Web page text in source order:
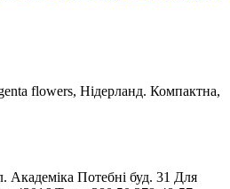
flowers, Нідерланд. Компактна,
Академіка Потебні буд. 31 Для